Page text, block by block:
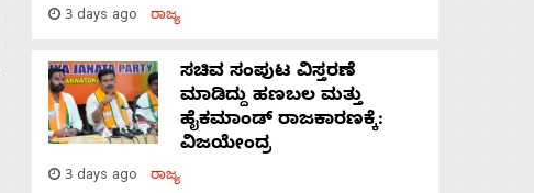
3 days ago ರಾಜ್ಯ
ಸಚಿವ ಸಂಪುಟ ವಿಸ್ತರಣೆ
ಮಾಡಿದ್ದು ಹಣಬಲ ಮತ್ತು
ಹೈಕಮಾಂಡ್ ರಾಜಕಾರಣಕ್ಕೆ:
ವಿಜಯೇಂದ್ರ
3 days ago ರಾಜ್ಯ